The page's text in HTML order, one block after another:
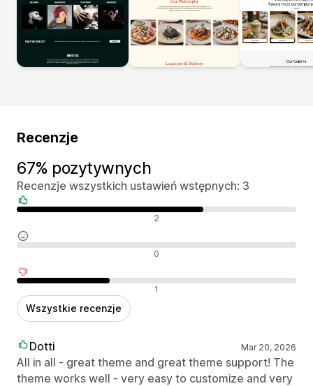
Recenzje
67% pozytywnych
Recenzje wszystkich ustawień wstępnych: 3
Pozytywne recenzje 2
Neutralne recenzje 0
Negatywne recenzje 1
Wszystkie recenzje
Dotti Mar 20, 2026
All in all - great theme and great theme support! The
theme works well - very easy to customize and very